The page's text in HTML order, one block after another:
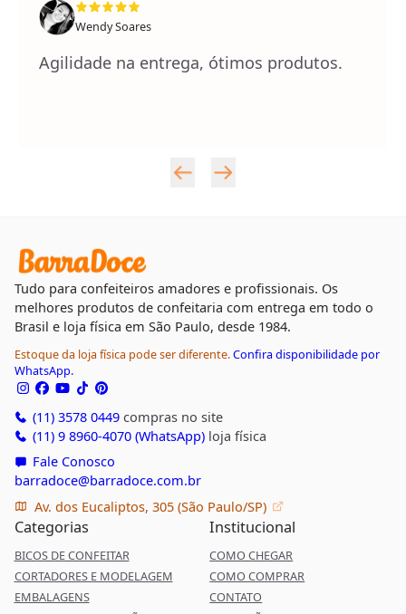
Wendy Soares
Agilidade na entrega, ótimos produtos.
Tudo para confeiteiros amadores e profissionais. Os
melhores produtos de confeitaria com entrega em todo o
Brasil e loja física em São Paulo, desde 1984.
Estoque da loja física pode ser diferente.Confira disponibilidade por
WhatsApp.
(11) 3578 0449compras no site
(11) 9 8960-4070 (WhatsApp)loja física
Fale Conosco
barradoce@barradoce.com.br
Av. dos Eucaliptos, 305 (São Paulo/SP)
Categorias
BICOS DE CONFEITAR
CORTADORES E MODELAGEM
EMBALAGENS
Institucional
COMO CHEGAR
COMO COMPRAR
CONTATO